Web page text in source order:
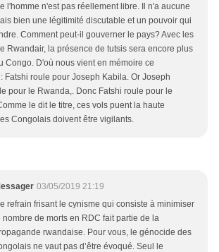
l'homme n'est pas réellement libre. Il n'a aucune
bien une légitimité discutable et un pouvoir qui
Comment peut-il gouverner le pays? Avec les
Rwandair, la présence de tutsis sera encore plus
Congo. D'où nous vient en mémoire ce
Fatshi roule pour Joseph Kabila. Or Joseph
pour le Rwanda,. Donc Fatshi roule pour le
le dit le titre, ces vols puent la haute
Congolais doivent être vigilants.
03/05/2019 21:19
refrain frisant le cynisme qui consiste à minimiser
nombre de morts en RDC fait partie de la
rwandaise. Pour vous, le génocide des
ne vaut pas d’être évoqué. Seul le